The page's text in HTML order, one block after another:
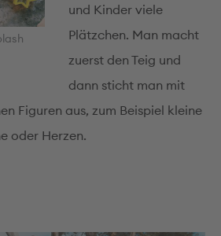
und Kinder viele
Plätzchen. Man macht
zuerst den Teig und
dann sticht man mit
Figuren aus, zum Beispiel kleine
oder Herzen.